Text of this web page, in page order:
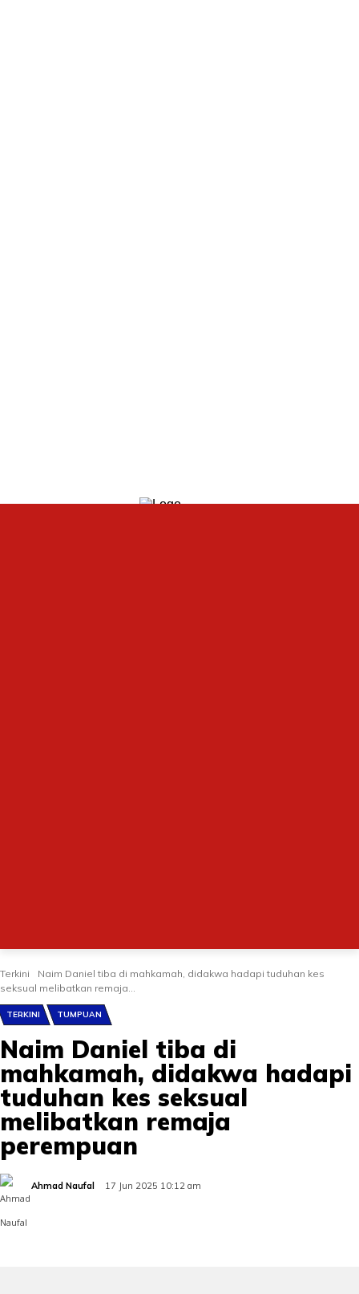
Terkini
Naim Daniel tiba di mahkamah, didakwa hadapi tuduhan kes
seksual melibatkan remaja...
TERKINI TUMPUAN
Naim Daniel tiba di
mahkamah, didakwa hadapi
tuduhan kes seksual
melibatkan remaja
perempuan
Ahmad Naufal 17 Jun 2025 10:12 am